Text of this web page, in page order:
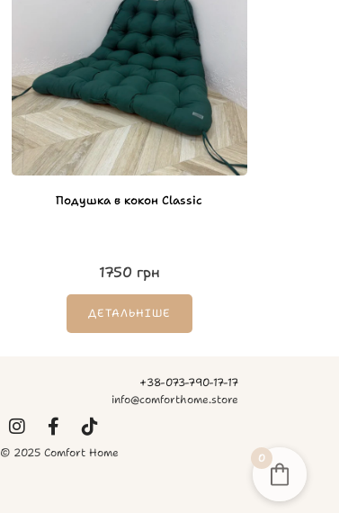
Подушка в кокон Classic
1750 грн
ДЕТАЛЬНІШЕ
+38-073-790-17-17
info@comforthome.store
© 2025 Comfort Home 0